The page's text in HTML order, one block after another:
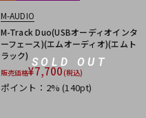
SOLD OUT
M-AUDIO
M-Track Duo(USBオーディオインタ
ーフェース)(エムオーディオ)(エムト
ラック)
販売価格¥7,700(税込)
ポイント：2%(140pt)